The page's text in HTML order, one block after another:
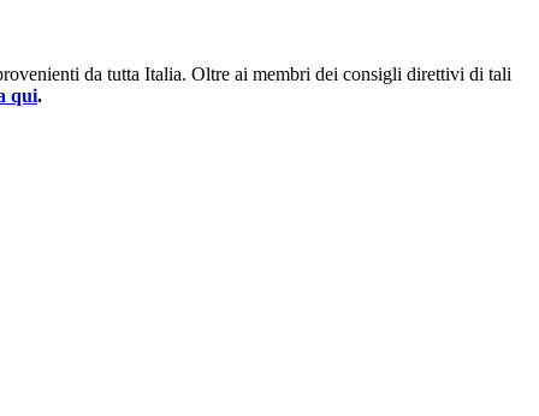
da tutta Italia. Oltre ai membri dei consigli direttivi di tali
qui.